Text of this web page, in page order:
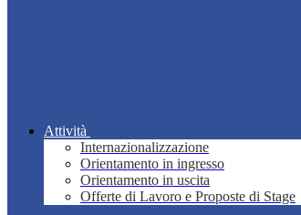
Attività
Internazionalizzazione
Orientamento in ingresso
Orientamento in uscita
Offerte di Lavoro e Proposte di Stage